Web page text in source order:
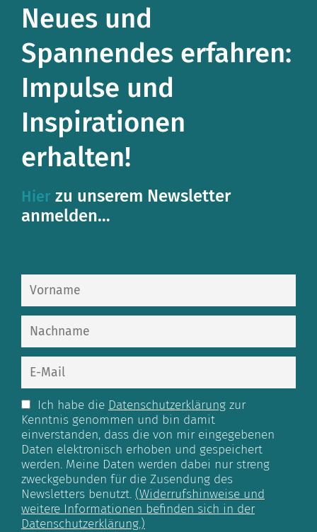
Neues und
Spannendes erfahren:
Impulse und
Inspirationen
erhalten!
Hier zu unserem Newsletter
anmelden…
Ich habe die Datenschutzerklärung zur
Kenntnis genommen und bin damit
einverstanden, dass die von mir eingegebenen
Daten elektronisch erhoben und gespeichert
werden. Meine Daten werden dabei nur streng
zweckgebunden für die Zusendung des
Newsletters benutzt. (Widerrufshinweise und
weitere Informationen befinden sich in der
Datenschutzerklärung.)